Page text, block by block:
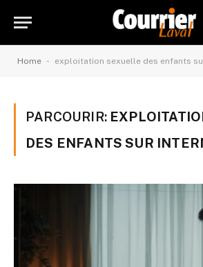
Home - exploitation sexuelle des enfants
PARCOURIR:
DES ENFANTS SUR